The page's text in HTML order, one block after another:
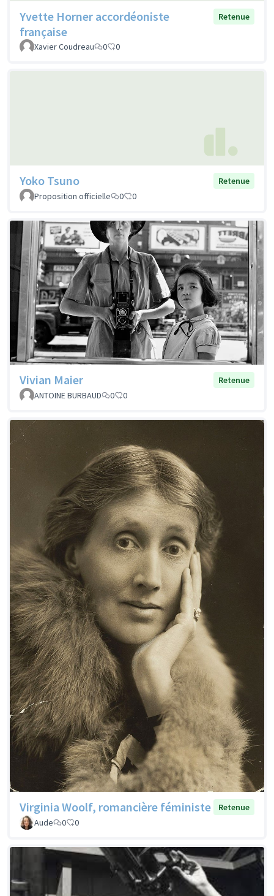
Yvette Horner accordéoniste
française
Retenue
Xavier Coudreau 0 0
Yoko Tsuno
Retenue
Proposition officielle
0 0
Vivian Maier
Retenue
ANTOINE BURBAUD
0 0
Virginia Woolf, romancière féministe
Retenue
Aude
0 0